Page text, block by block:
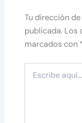
Tu dirección
publicada. Los
marcados con
aquí...